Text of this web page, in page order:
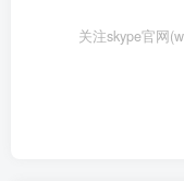
关注skype官网